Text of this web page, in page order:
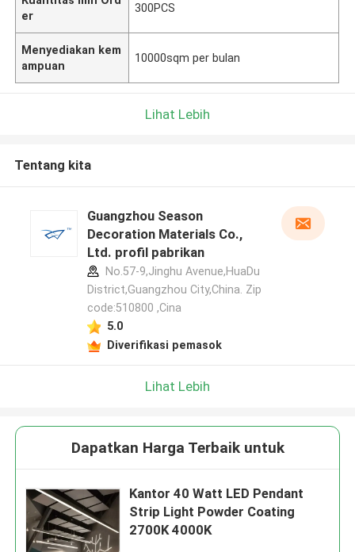
er
300PCS
Menyediakan kem
ampuan
10000sqm per bulan
Lihat Lebih
Tentang kita
Guangzhou Season
Decoration Materials Co.,
Ltd. profil pabrikan
No.57-9,Jinghu Avenue,HuaDu
District,Guangzhou City,China. Zip
code:510800 ,Cina
5.0
Diverifikasi pemasok
Lihat Lebih
Dapatkan Harga Terbaik untuk
Kantor 40 Watt LED Pendant
Strip Light Powder Coating
2700K 4000K